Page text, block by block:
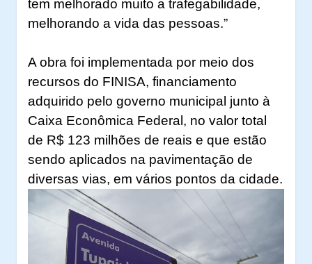
tem melhorado muito a trafegabilidade,
melhorando a vida das pessoas.”
A obra foi implementada por meio dos
recursos do FINISA, financiamento
adquirido pelo governo municipal junto à
Caixa Econômica Federal, no valor total
de R$ 123 milhões de reais e que estão
sendo aplicados na pavimentação de
diversas vias, em vários pontos da cidade.